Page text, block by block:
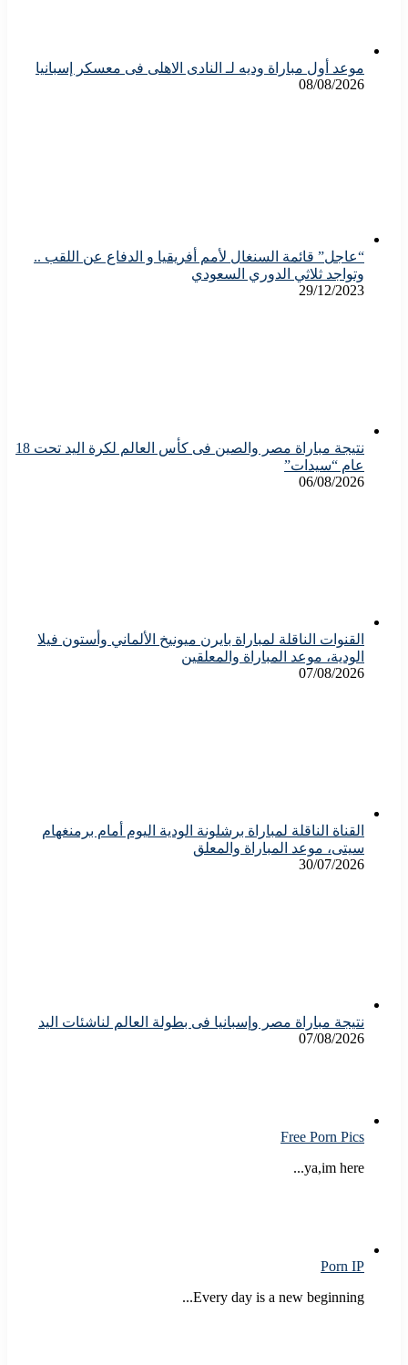
موعد أول مباراة وديه لـ النادى الاهلى فى معسكر إسبانيا
08/08/2026
“عاجل” قائمة السنغال لأمم أفريقيا و الدفاع عن اللقب ..
وتواجد ثلاثي الدوري السعودي
29/12/2023
نتيجة مباراة مصر والصين فى كأس العالم لكرة اليد تحت 18
عام “سيدات”
06/08/2026
القنوات الناقلة لمباراة بايرن ميونيخ الألماني وأستون فيلا
الودية، موعد المباراة والمعلقين
07/08/2026
القناة الناقلة لمباراة برشلونة الودية اليوم أمام برمنغهام
سيتى، موعد المباراة والمعلق
30/07/2026
نتيجة مباراة مصر وإسبانيا فى بطولة العالم لناشئات اليد
07/08/2026
Free Porn Pics
ya,im here...
Porn IP
Every day is a new beginning...